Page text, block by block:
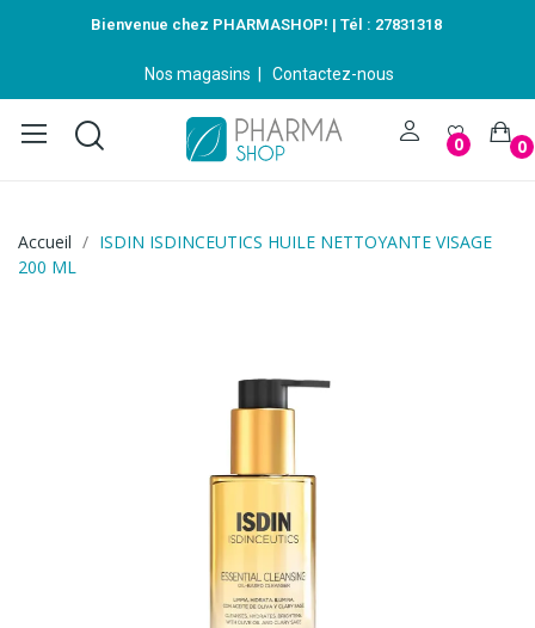
Bienvenue chez PHARMASHOP! | Tél : 27831318
Nos magasins Contactez-nous
0 0
Accueil
ISDIN ISDINCEUTICS HUILE NETTOYANTE VISAGE
200 ML